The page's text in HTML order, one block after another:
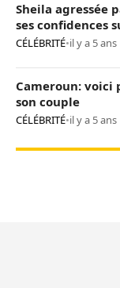
Sheila agressée
ses confidences
CÉLÉBRITÉ•il y a 5 ans
Cameroun: voici
son couple
CÉLÉBRITÉ•il y a 5 ans